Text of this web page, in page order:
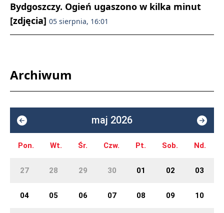
Bydgoszczy. Ogień ugaszono w kilka minut
[zdjęcia] 05 sierpnia, 16:01
Archiwum
maj 2026
Pon. Wt. Śr. Czw. Pt. Sob. Nd.
27 28 29 30 01 02 03
04 05 06 07 08 09 10